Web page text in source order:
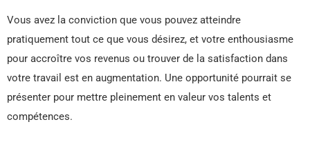
Vous avez la conviction que vous pouvez atteindre
pratiquement tout ce que vous désirez, et votre enthousiasme
pour accroître vos revenus ou trouver de la satisfaction dans
votre travail est en augmentation. Une opportunité pourrait se
présenter pour mettre pleinement en valeur vos talents et
compétences.